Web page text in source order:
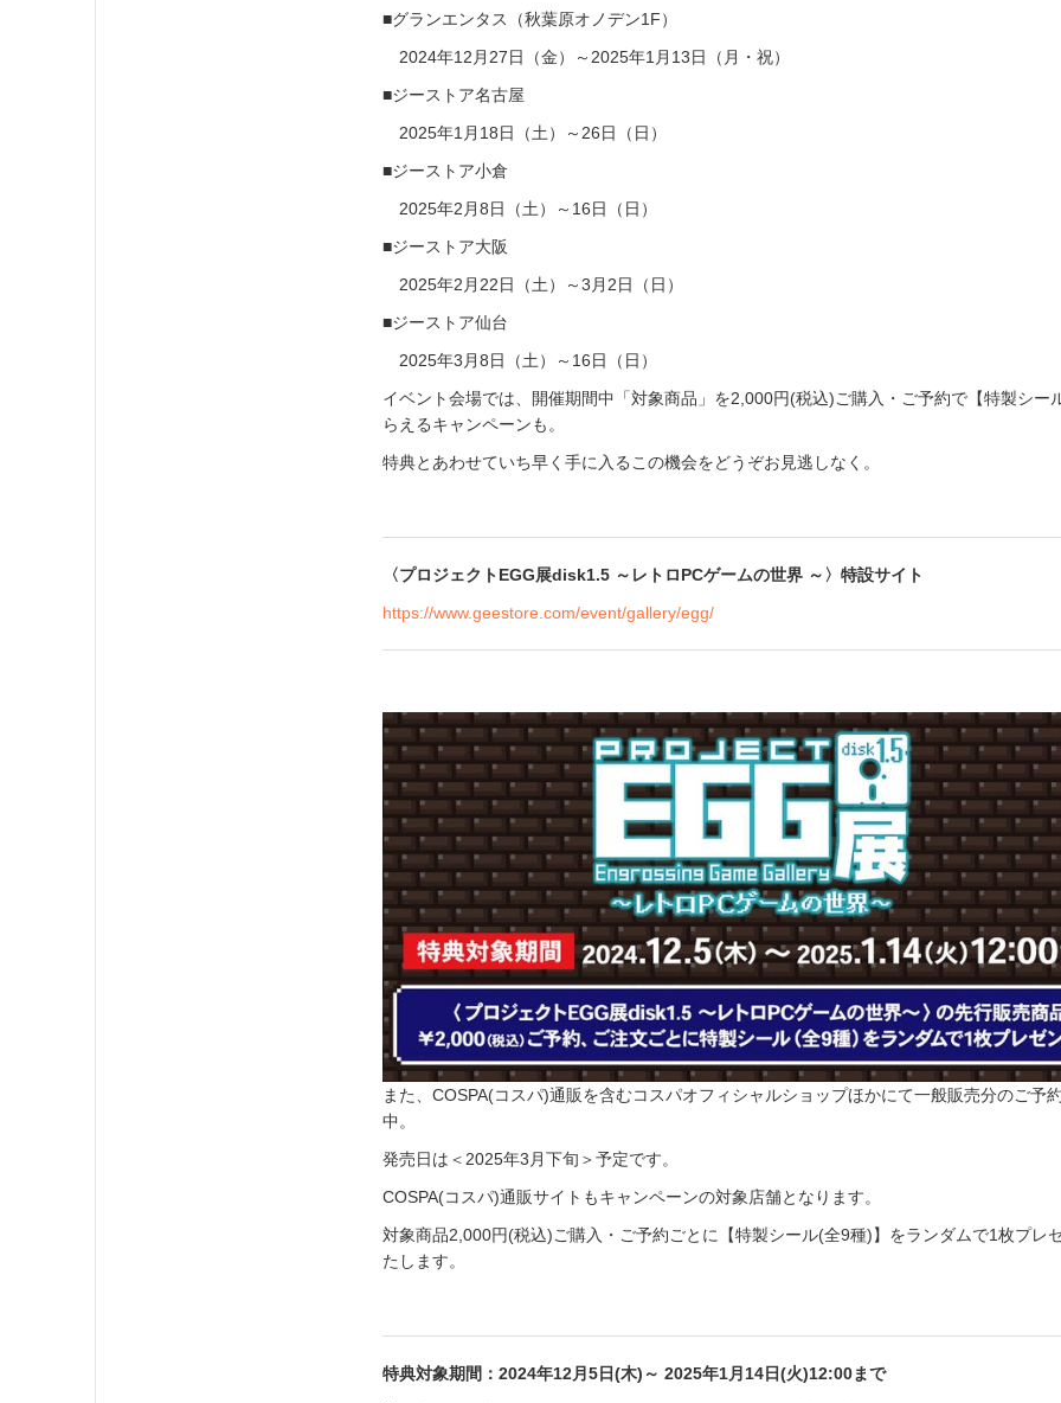
■グランエンタス（秋葉原オノデン1F）
2024年12月27日（金）～2025年1月13日（月・祝）
■ジーストア名古屋
2025年1月18日（土）～26日（日）
■ジーストア小倉
2025年2月8日（土）～16日（日）
■ジーストア大阪
2025年2月22日（土）～3月2日（日）
■ジーストア仙台
2025年3月8日（土）～16日（日）
イベント会場では、開催期間中「対象商品」を2,000円(税込)ご購入・ご予約で【特製シー
らえるキャンペーンも。
特典とあわせていち早く手に入るこの機会をどうぞお見逃しなく。
〈プロジェクトEGG展disk1.5 ～レトロPCゲームの世界 ～〉特設サイト
https://www.geestore.com/event/gallery/egg/
また、COSPA(コスパ)通販を含むコスパオフィシャルショップほかにて一般販売分のご予
中。
発売日は＜2025年3月下旬＞予定です。
COSPA(コスパ)通販サイトもキャンペーンの対象店舗となります。
対象商品2,000円(税込)ご購入・ご予約ごとに【特製シール(全9種)】をランダムで1枚プレ
たします。
特典対象期間：2024年12月5日(木)～ 2025年1月14日(火)12:00まで